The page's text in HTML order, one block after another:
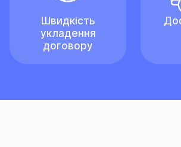
Швидкість
укладення
договору